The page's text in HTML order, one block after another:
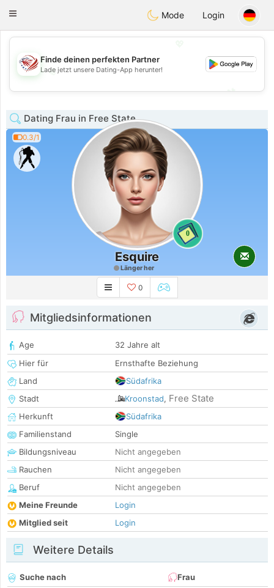
Dating
Toggle
Mode Login
💖
💕
Finde deinen perfekten Partner
Lade jetzt unsere Dating-App herunter!
Dating Frau in Free State
0.3/1
0
Esquire
Länger her
0
Mitgliedsinformationen
Age
32 Jahre alt
Hier für
Ernsthafte Beziehung
Land
Südafrika
Stadt
Kroonstad, Free State
Herkunft
Südafrika
Familienstand
Single
Bildungsniveau
Nicht angegeben
Rauchen
Nicht angegeben
Beruf
Nicht angegeben
Meine Freunde
Login
Mitglied seit
Login
Weitere Details
Suche nach
Frau